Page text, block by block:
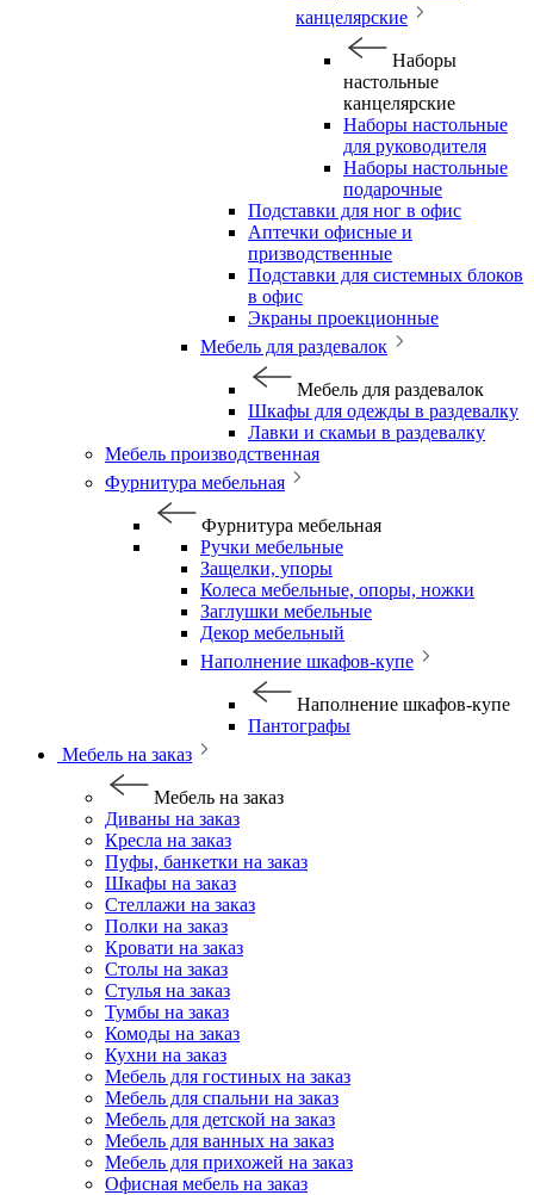
канцелярские
Наборы
настольные
канцелярские
Наборы настольные
для руководителя
Наборы настольные
подарочные
Подставки для ног в офис
Аптечки офисные и
призводственные
Подставки для системных блоков
в офис
Экраны проекционные
Мебель для раздевалок
Мебель для раздевалок
Шкафы для одежды в раздевалку
Лавки и скамьи в раздевалку
Мебель производственная
Фурнитура мебельная
Фурнитура мебельная
Ручки мебельные
Защелки, упоры
Колеса мебельные, опоры, ножки
Заглушки мебельные
Декор мебельный
Наполнение шкафов-купе
Наполнение шкафов-купе
Пантографы
Мебель на заказ
Мебель на заказ
Диваны на заказ
Кресла на заказ
Пуфы, банкетки на заказ
Шкафы на заказ
Стеллажи на заказ
Полки на заказ
Кровати на заказ
Столы на заказ
Стулья на заказ
Тумбы на заказ
Комоды на заказ
Кухни на заказ
Мебель для гостиных на заказ
Мебель для спальни на заказ
Мебель для детской на заказ
Мебель для ванных на заказ
Мебель для прихожей на заказ
Офисная мебель на заказ